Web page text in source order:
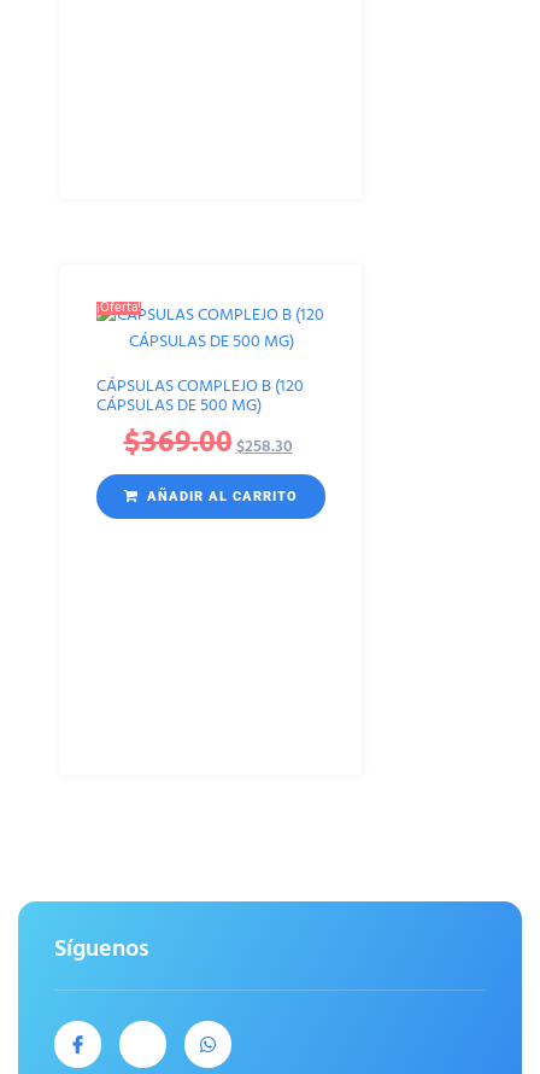
¡Oferta!
CÁPSULAS COMPLEJO B (120
CÁPSULAS DE 500 MG)
$369.00$258.30
AÑADIR AL CARRITO
Síguenos